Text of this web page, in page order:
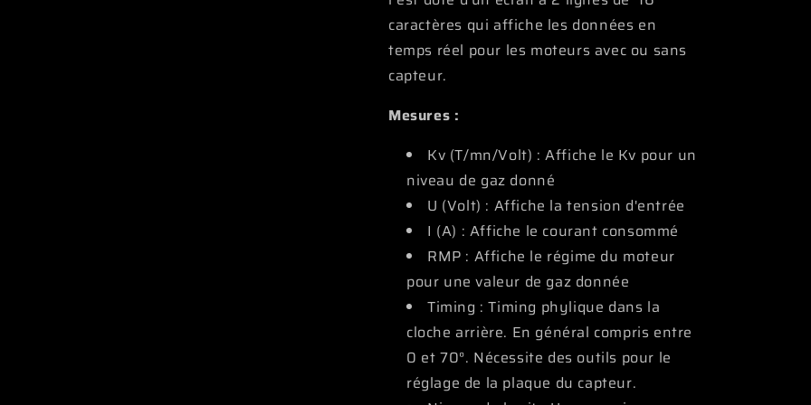
caractères qui affiche les données en
temps réel pour les moteurs avec ou sans
capteur.
Mesures :
Kv (T/mn/Volt) : Affiche le Kv pour un
niveau de gaz donné
U (Volt) : Affiche la tension d'entrée
I (A) : Affiche le courant consommé
RMP : Affiche le régime du moteur
pour une valeur de gaz donnée
Timing : Timing phylique dans la
cloche arrière. En général compris entre
0 et 70°. Nécessite des outils pour le
réglage de la plaque du capteur.